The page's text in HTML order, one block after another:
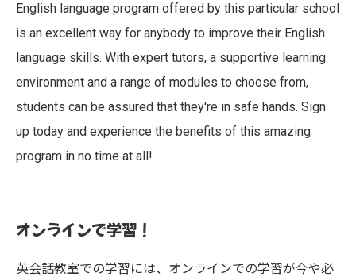
English language program offered by this particular school
is an excellent way for anybody to improve their English
language skills. With expert tutors, a supportive learning
environment and a range of modules to choose from,
students can be assured that they're in safe hands. Sign
up today and experience the benefits of this amazing
program in no time at all!
オンラインで学習！
英会話教室での学習には、オンラインでの学習が今や必